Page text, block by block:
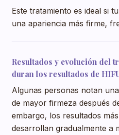
Este tratamiento es ideal si
una apariencia más firme,
Resultados y evolución del
duran los resultados de
Algunas personas notan
de mayor firmeza después
embargo, los resultados
desarrollan gradualmente a